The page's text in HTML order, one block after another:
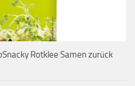
Rotklee Samen zurück